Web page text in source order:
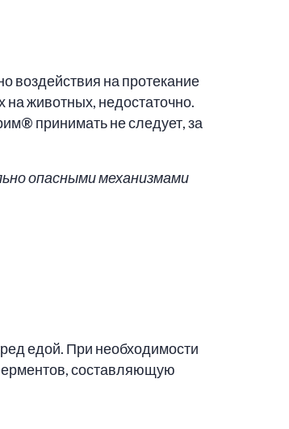
воздействия на протекание
животных, недостаточно.
принимать не следует, за
опасными механизмами
едой. При необходимости
составляющую